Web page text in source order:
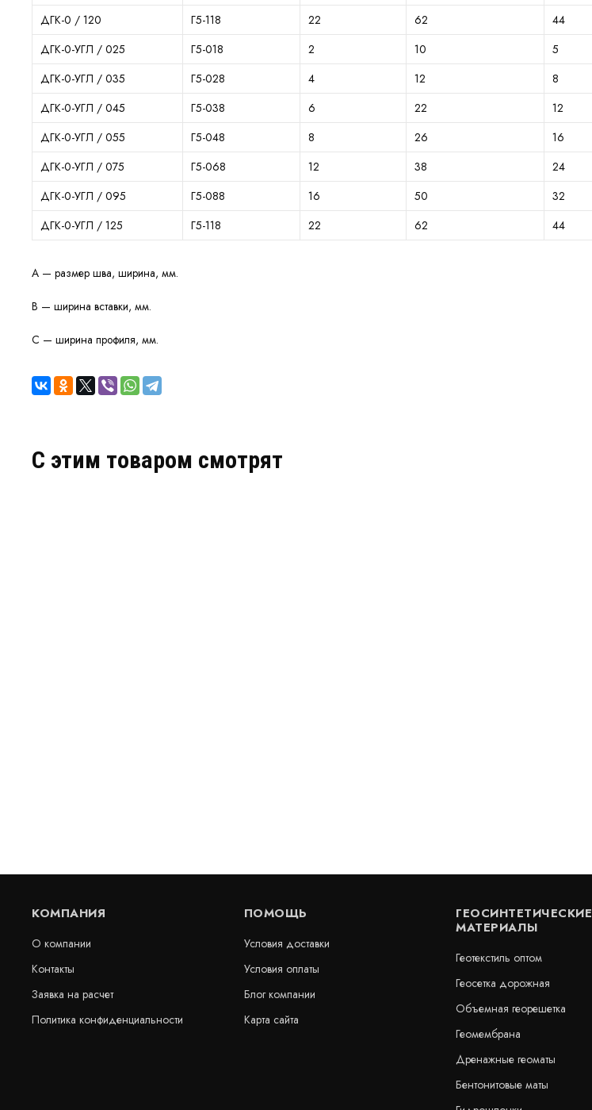
ДГК-0 / 120
Г5-118 22 62 44
ДГК-0-УГЛ / 025
Г5-018 2 10 5
ДГК-0-УГЛ / 035
Г5-028 4 12 8
ДГК-0-УГЛ / 045
Г5-038 6 22 12
ДГК-0-УГЛ / 055
Г5-048 8 26 16
ДГК-0-УГЛ / 075
Г5-068 12 38 24
ДГК-0-УГЛ / 095
Г5-088 16 50 32
ДГК-0-УГЛ / 125
Г5-118 22 62 44
A — размер шва, ширина, мм.
B — ширина вставки, мм.
C — ширина профиля, мм.
C этим товаром смотрят
Деформационный шов тип ДША-50/025
Деформационный шов ДША.Т-30 -
В наличии
КОМПАНИЯ
О компании
Контакты
Заявка на расчет
Политика конфиденциальности
ПОМОЩЬ
Условия доставки
Условия оплаты
Блог компании
Карта сайта
ГЕОСИНТЕТИЧЕСКИЕ
МАТЕРИАЛЫ
Геотекстиль оптом
Геосетка дорожная
Объемная георешетка
Геомембрана
Дренажные геоматы
Бентонитовые маты